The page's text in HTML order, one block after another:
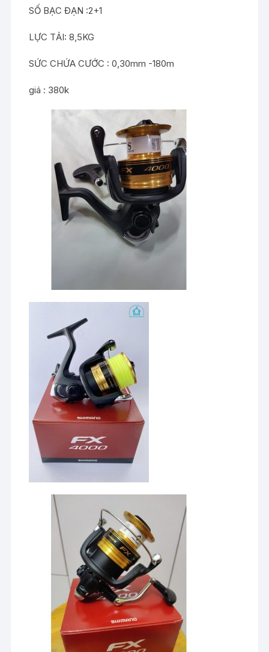
SỐ BẠC ĐẠN :2+1
LỰC TẢI: 8,5KG
SỨC CHỨA CƯỚC : 0,30mm -180m
giá : 380k